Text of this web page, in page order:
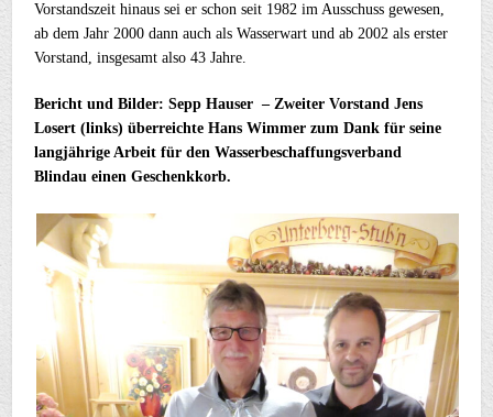
Vorstandszeit hinaus sei er schon seit 1982 im Ausschuss gewesen,
ab dem Jahr 2000 dann auch als Wasserwart und ab 2002 als erster
Vorstand, insgesamt also 43 Jahre.
Bericht und Bilder: Sepp Hauser – Zweiter Vorstand Jens
Losert (links) überreichte Hans Wimmer zum Dank für seine
langjährige Arbeit für den Wasserbeschaffungsverband
Blindau einen Geschenkkorb.